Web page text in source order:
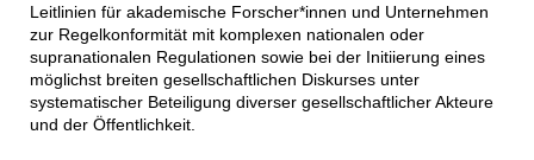
Leitlinien für akademische Forscher*innen und Unternehmen
zur Regelkonformität mit komplexen nationalen oder
supranationalen Regulationen sowie bei der Initiierung eines
möglichst breiten gesellschaftlichen Diskurses unter
systematischer Beteiligung diverser gesellschaftlicher Akteure
und der Öffentlichkeit.